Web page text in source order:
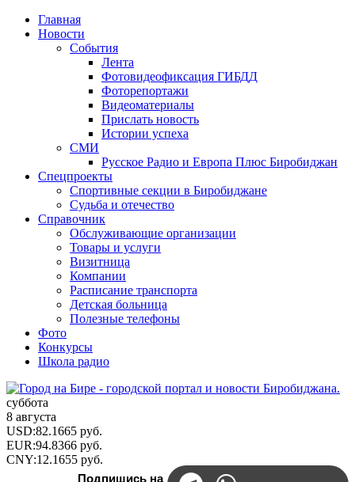
Главная
Новости
События
Лента
Фотовидеофиксация ГИБДД
Фоторепортажи
Видеоматериалы
Прислать новость
Истории успеха
СМИ
Русское Радио и Европа Плюс Биробиджан
Спецпроекты
Спортивные секции в Биробиджане
Судьба и отечество
Справочник
Обслуживающие организации
Товары и услуги
Визитница
Компании
Расписание транспорта
Детская больница
Полезные телефоны
Фото
Конкурсы
Школа радио
суббота
8 августа
USD:82.1665 руб.
EUR:94.8366 руб.
CNY:12.1655 руб.
Подпишись на